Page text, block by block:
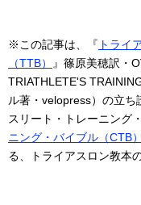
※この記事は、『 トライ
（TTB）
』篠原美穂訳・
TRIATHLETE'S
ル著・velopress）の立
スリート・トレーニング
ニング・バイブル（CTB）
る、トライアスロン教本